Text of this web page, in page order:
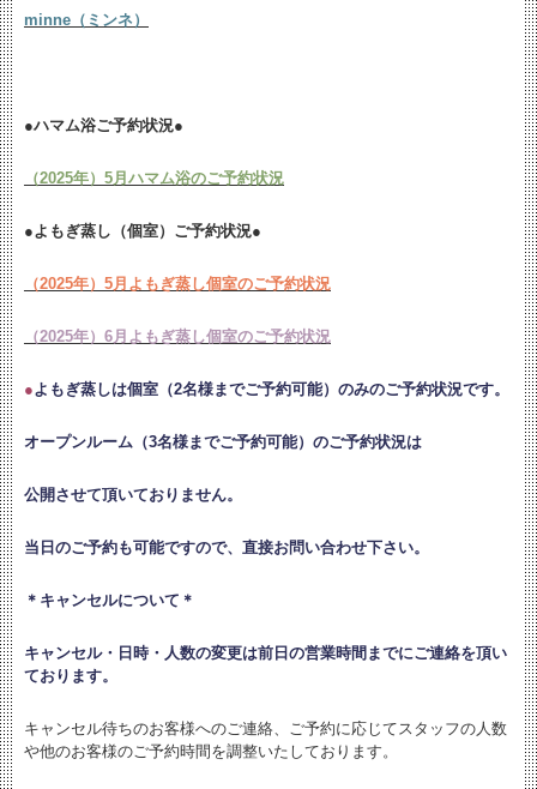
minne（ミンネ）
●ハマム浴ご予約状況●
（2025年）5月ハマム浴のご予約状況
●よもぎ蒸し（個室）ご予約状況●
（2025年）5月よもぎ蒸し個室のご予約状況
（2025年）6月よもぎ蒸し個室のご予約状況
●よもぎ蒸しは個室（2名様までご予約可能）のみのご予約状況です。
オープンルーム（3名様までご予約可能）のご予約状況は
公開させて頂いておりません。
当日のご予約も可能ですので、直接お問い合わせ下さい。
＊キャンセルについて＊
キャンセル・日時・人数の変更は前日の営業時間までにご連絡を頂い
ております。
キャンセル待ちのお客様へのご連絡、ご予約に応じてスタッフの人数
や他のお客様のご予約時間を調整いたしております。